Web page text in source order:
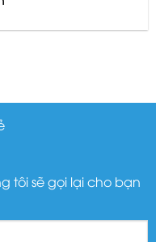
tôi sẽ gọi lại cho bạn